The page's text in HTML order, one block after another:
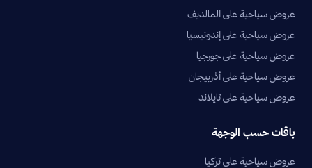
عروض سياحية على المالديف
عروض سياحية على إندونيسيا
عروض سياحية على جورجيا
عروض سياحية على أذربيجان
عروض سياحية على تايلاند
باقات حسب الوجهة
عروض سياحية على تركيا